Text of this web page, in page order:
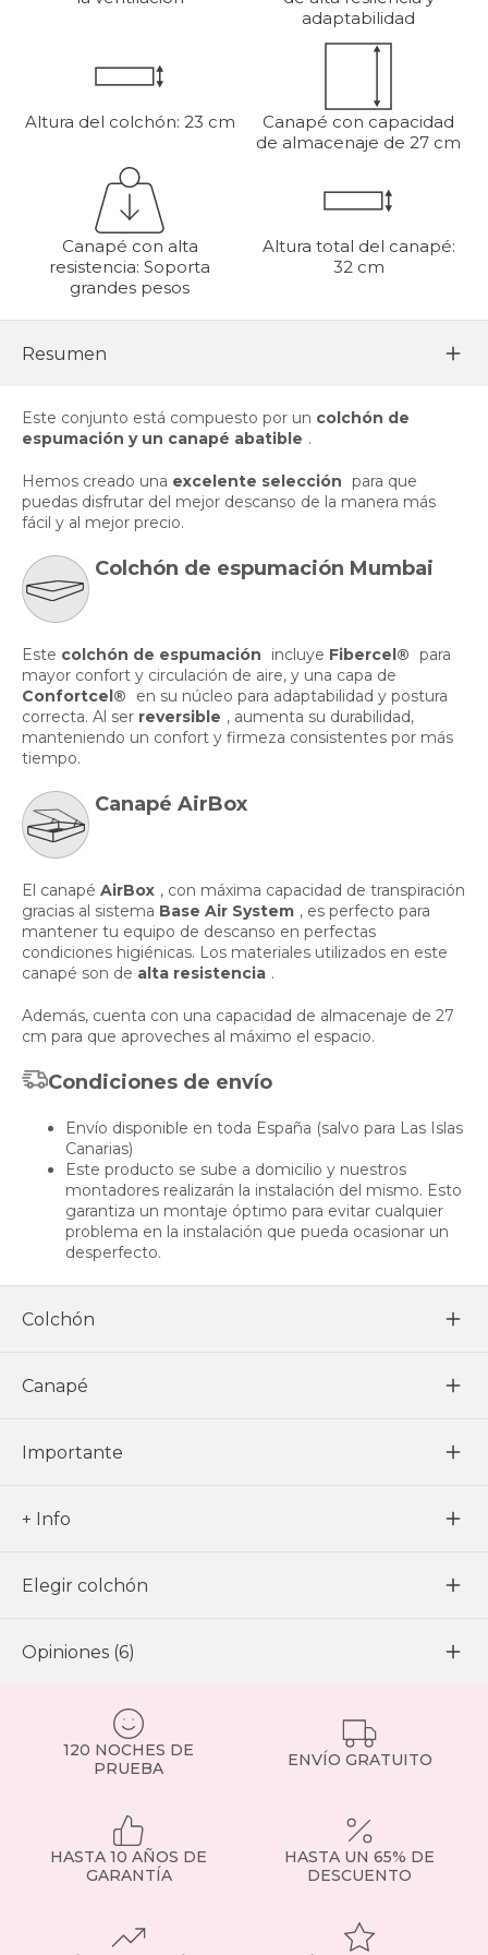
adaptabilidad
Altura del colchón: 23 cm
Canapé con capacidad
de almacenaje de 27 cm
Canapé con alta
resistencia: Soporta
grandes pesos
Altura total del canapé:
32 cm
Resumen
Este conjunto está compuesto por un colchón de
espumación y un canapé abatible .
Hemos creado una excelente selección para que
puedas disfrutar del mejor descanso de la manera más
fácil y al mejor precio.
Colchón de espumación Mumbai
Este colchón de espumación incluye Fibercel® para
mayor confort y circulación de aire, y una capa de
Confortcel®
en su núcleo para adaptabilidad y postura
correcta. Al ser reversible , aumenta su durabilidad,
manteniendo un confort y firmeza consistentes por más
tiempo.
Canapé AirBox
El canapé AirBox , con máxima capacidad de transpiración
gracias al sistema Base Air System , es perfecto para
mantener tu equipo de descanso en perfectas
condiciones higiénicas. Los materiales utilizados en este
canapé son de alta resistencia .
Además, cuenta con una capacidad de almacenaje de 27
cm para que aproveches al máximo el espacio.
Condiciones de envío
Envío disponible en toda España (salvo para Las Islas
Canarias)
Este producto se sube a domicilio y nuestros
montadores realizarán la instalación del mismo. Esto
garantiza un montaje óptimo para evitar cualquier
problema en la instalación que pueda ocasionar un
desperfecto.
Colchón
Canapé
Importante
+ Info
Elegir colchón
Opiniones (6)
120 NOCHES DE
PRUEBA
ENVÍO GRATUITO
HASTA 10 AÑOS DE
GARANTÍA
HASTA UN 65% DE
DESCUENTO